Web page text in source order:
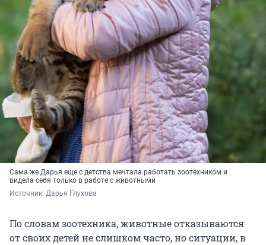
Сама же Дарья еще с детства мечтала работать зоотехником и
видела себя только в работе с животными
Источник: Дарья Глухова
По словам зоотехника, животные отказываются
от своих детей не слишком часто, но ситуации, в